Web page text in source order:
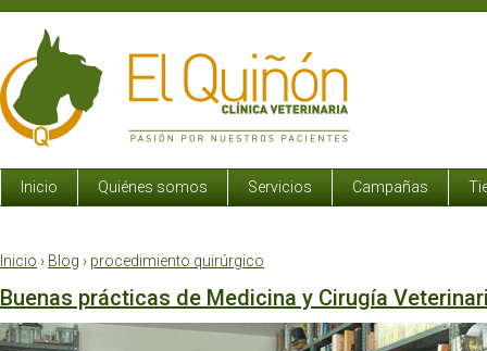
Inicio Quiénes somos Servicios Campañas
Inicio › Blog › procedimiento quirúrgico
Buenas prácticas de Medicina y Cirugía